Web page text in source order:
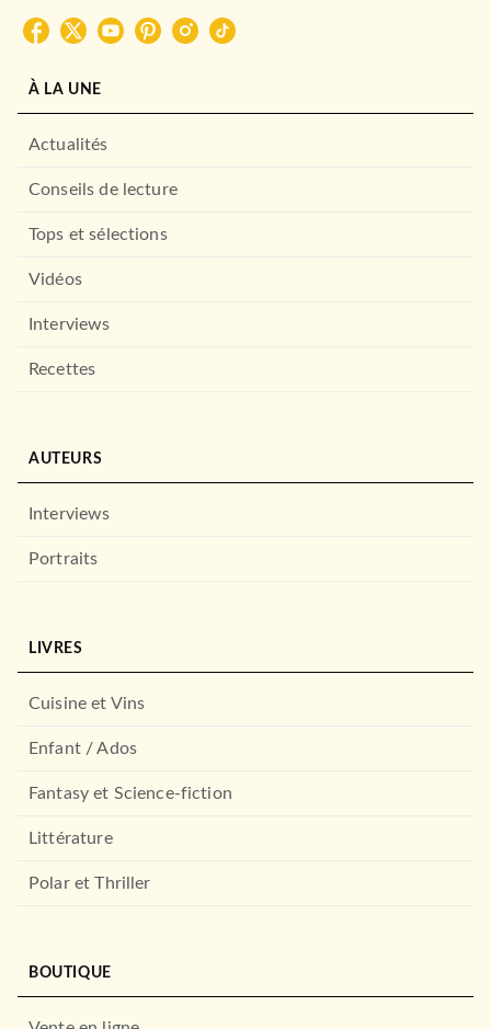
Les Enfants de Blanche
ROMANS FRANCOPHONES
À LA UNE
Actualités
Conseils de lecture
Tops et sélections
Vidéos
Interviews
Recettes
AUTEURS
Interviews
Portraits
LIVRES
Cuisine et Vins
Enfant / Ados
Fantasy et Science-fiction
Littérature
Polar et Thriller
BOUTIQUE